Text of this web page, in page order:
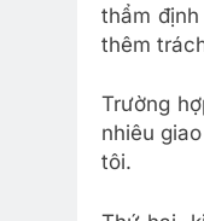
thẩm
thêm
Trường
nhiêu
tôi.